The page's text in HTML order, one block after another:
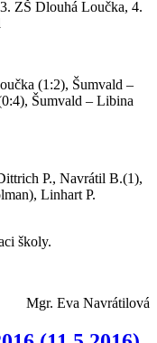
ZŠ Dlouhá Loučka, 4.
(1:2), Šumvald –
Šumvald – Libina
P., Navrátil B.(1),
Linhart P.
školy.
Mgr. Eva Navrátilová